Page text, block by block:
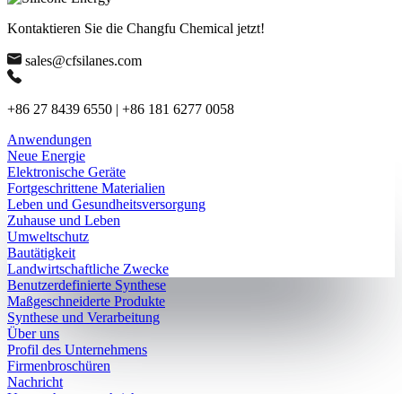
Kontaktieren Sie die Changfu Chemical jetzt!
sales@cfsilanes.com
+86 27 8439 6550 | +86 181 6277 0058
Anwendungen
Neue Energie
Elektronische Geräte
Fortgeschrittene Materialien
Leben und Gesundheitsversorgung
Zuhause und Leben
Umweltschutz
Bautätigkeit
Landwirtschaftliche Zwecke
Benutzerdefinierte Synthese
Maßgeschneiderte Produkte
Synthese und Verarbeitung
Über uns
Profil des Unternehmens
Firmenbroschüren
Nachricht